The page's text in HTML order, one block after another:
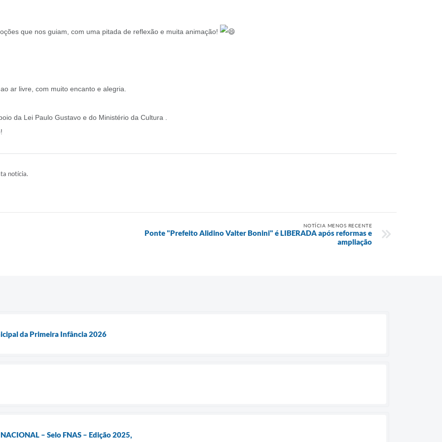
que nos guiam, com uma pitada de reflexão e muita animação!
ar livre, com muito encanto e alegria.
da Lei Paulo Gustavo e do Ministério da Cultura .
notícia.
NOTÍCIA MENOS RECENTE
Ponte "Prefeito Alidino Valter Bonini" é LIBERADA após reformas e
ampliação
da Primeira Infância 2026
– Selo FNAS – Edição 2025,